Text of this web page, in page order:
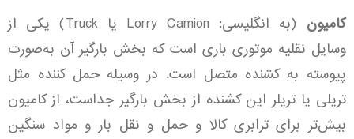
کامیون (به انگلیسی: Camion Truck یا Lorry
) یکی از
وسایل نقلیه موتوری باری است که بخش بارگیر آن به‌صورت
پیوسته به کشنده متصل است. در وسیله حمل کننده مثل
تریلی یا تریلر این کشنده از بخش بارگیر جداست، از کامیون
بیش‌تر برای ترابری کالا و حمل و نقل بار و مواد سنگین